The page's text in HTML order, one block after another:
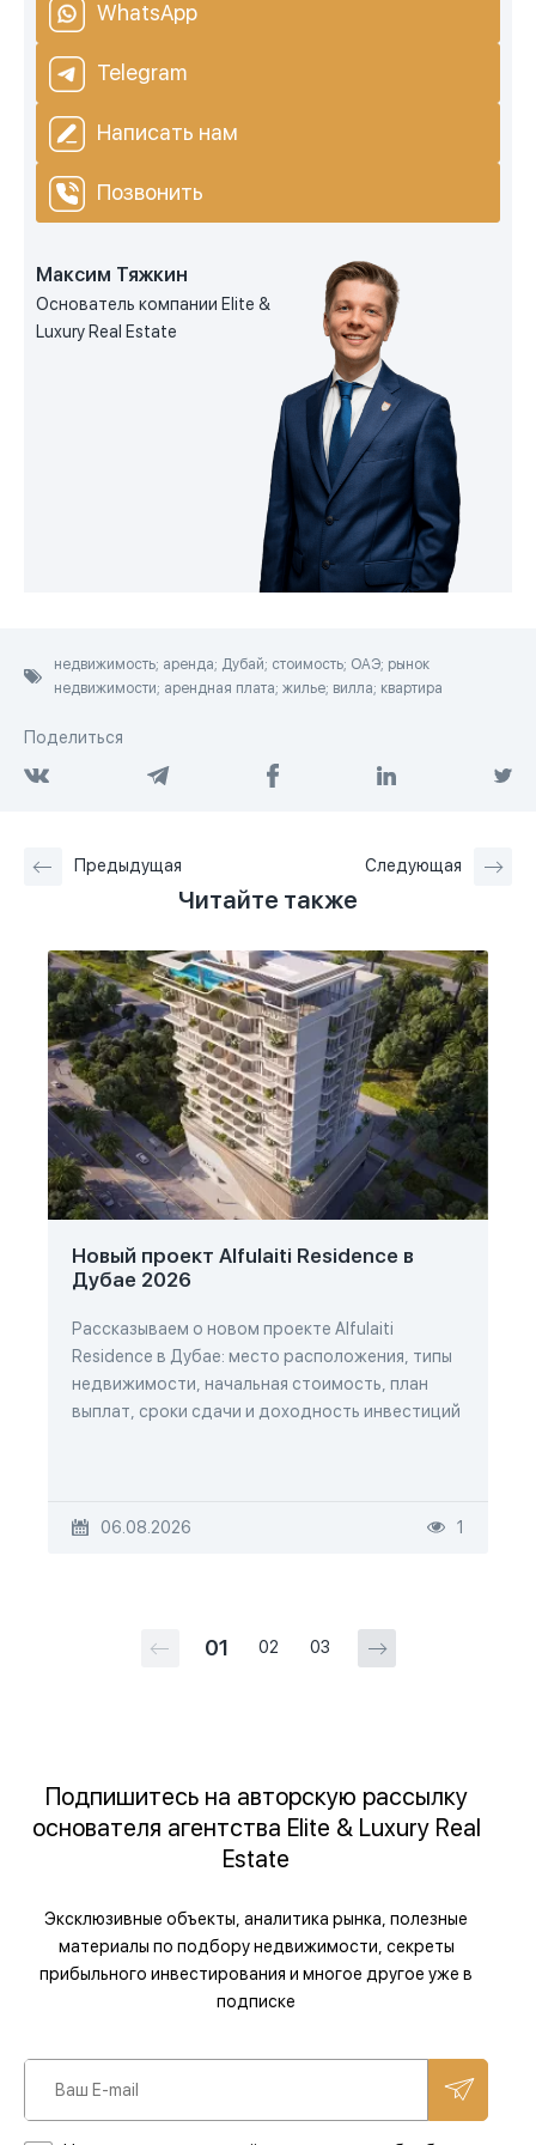
WhatsApp
Telegram
Написать нам
Позвонить
Максим Тяжкин
Основатель компании Elite &
Luxury Real Estate
недвижимость; аренда; Дубай; стоимость; ОАЭ; рынок
недвижимости; арендная плата; жилье; вилла; квартира
Поделиться
Предыдущая Следующая
Читайте также
Новый проект Alfulaiti Residence в
Дубае 2026
Рассказываем о новом проекте Alfulaiti
Residence в Дубае: место расположения, типы
недвижимости, начальная стоимость, план
выплат, сроки сдачи и доходность инвестиций
06.08.2026 1
01 02 03
Подпишитесь на авторскую рассылку
основателя агентства Elite & Luxury Real
Estate
Эксклюзивные объекты, аналитика рынка, полезные
материалы по подбору недвижимости, секреты
прибыльного инвестирования и многое другое уже в
подписке